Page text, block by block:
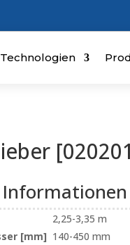
Technologien
2,25-3,35 m
[mm] 140-450 mm